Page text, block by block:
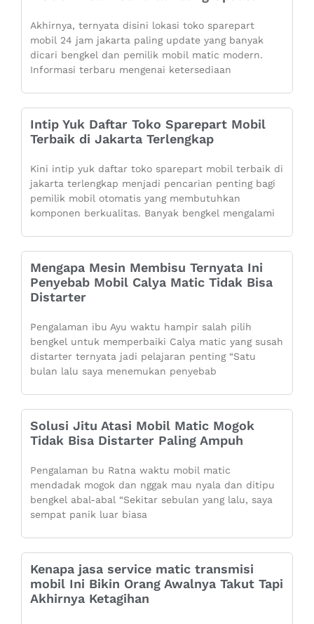
Akhirnya, ternyata disini lokasi toko sparepart
mobil 24 jam jakarta paling update yang banyak
dicari bengkel dan pemilik mobil matic modern.
Informasi terbaru mengenai ketersediaan
Intip Yuk Daftar Toko Sparepart Mobil
Terbaik di Jakarta Terlengkap
Kini intip yuk daftar toko sparepart mobil terbaik di
jakarta terlengkap menjadi pencarian penting bagi
pemilik mobil otomatis yang membutuhkan
komponen berkualitas. Banyak bengkel mengalami
Mengapa Mesin Membisu Ternyata Ini
Penyebab Mobil Calya Matic Tidak Bisa
Distarter
Pengalaman ibu Ayu waktu hampir salah pilih
bengkel untuk memperbaiki Calya matic yang susah
distarter ternyata jadi pelajaran penting “Satu
bulan lalu saya menemukan penyebab
Solusi Jitu Atasi Mobil Matic Mogok
Tidak Bisa Distarter Paling Ampuh
Pengalaman bu Ratna waktu mobil matic
mendadak mogok dan nggak mau nyala dan ditipu
bengkel abal-abal “Sekitar sebulan yang lalu, saya
sempat panik luar biasa
Kenapa jasa service matic transmisi
mobil Ini Bikin Orang Awalnya Takut Tapi
Akhirnya Ketagihan